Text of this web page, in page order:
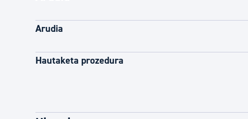
Arudia
Hautaketa prozedura